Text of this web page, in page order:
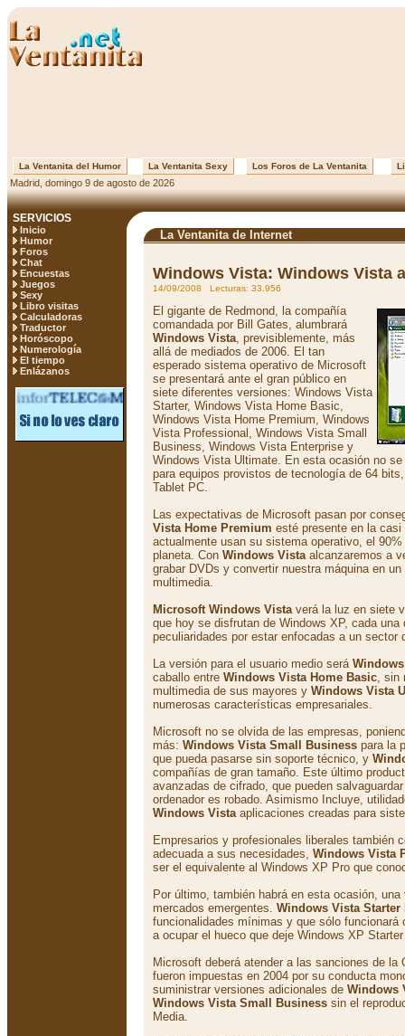
La Ventanita del Humor La Ventanita Sexy Los Foros de La Ventanita
Madrid, domingo 9 de agosto de 2026
SERVICIOS
Inicio
Humor
Foros
Chat
Encuestas
Juegos
Sexy
Libro visitas
Calculadoras
Traductor
Horóscopo
Numerología
El tiempo
Enlázanos
La Ventanita de Internet
Windows Vista: Windows Vista
14/09/2008 Lecturas: 33.956
El gigante de Redmond, la compañía
comandada por Bill Gates, alumbrará
Windows Vista, previsiblemente, más
allá de mediados de 2006. El tan
esperado sistema operativo de Microsoft
se presentará ante el gran público en
siete diferentes versiones: Windows Vista
Starter, Windows Vista Home Basic,
Windows Vista Home Premium, Windows
Vista Professional, Windows Vista Small
Business, Windows Vista Enterprise y
Windows Vista Ultimate. En esta ocasión no
para equipos provistos de tecnología de 64
Tablet PC.
Las expectativas de Microsoft pasan por
Vista Home Premium esté presente en la casi
actualmente usan su sistema operativo, el
planeta. Con Windows Vistaalcanzaremos a
grabar DVDs y convertir nuestra máquina en
multimedia.
Microsoft Windows Vistaverá la luz en siete
que hoy se disfrutan de Windows XP, cada
peculiaridades por estar enfocadas a un sector
La versión para el usuario medio será
caballo entre Windows Vista Home Basic, sin
multimedia de sus mayores y Windows Vista
numerosas características empresariales.
Microsoft no se olvida de las empresas,
más: Windows Vista Small Business para la
que pueda pasarse sin soporte técnico, y
compañías de gran tamaño. Este último
avanzadas de cifrado, que pueden
ordenador es robado. Asimismo Incluye,
Windows Vistaaplicaciones creadas para
Empresarios y profesionales liberales también
adecuada a sus necesidades, Windows Vista
ser el equivalente al Windows XP Pro que
Por último, también habrá en esta ocasión,
mercados emergentes. Windows Vista
funcionalidades mínimas y que sólo funcionará
a ocupar el hueco que deje Windows XP
Microsoft deberá atender a las sanciones de la
fueron impuestas en 2004 por su conducta
suministrar versiones adicionales de Windows
Windows Vista Small Business sin el
Media.